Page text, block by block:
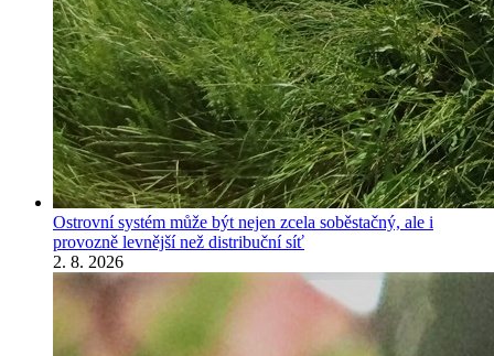
Ostrovní systém může být nejen zcela soběstačný, ale i
provozně levnější než distribuční síť
2. 8. 2026